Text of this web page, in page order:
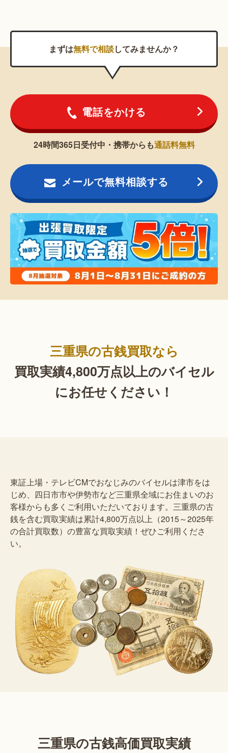
まずは無料で相談してみませんか？
電話をかける
24時間365日受付中・携帯からも通話料無料
メールで無料相談する
三重県の古銭買取なら
買取実績4,800万点以上のバイセル
にお任せください！
東証上場・テレビCMでおなじみのバイセルは津市をは
じめ、四日市市や伊勢市など三重県全域にお住まいのお
客様からも多くご利用いただいております。三重県の古
銭を含む買取実績は累計4,800万点以上（2015～2025年
の合計買取数）の豊富な買取実績！ぜひご利用くださ
い。
三重県の古銭高価買取実績